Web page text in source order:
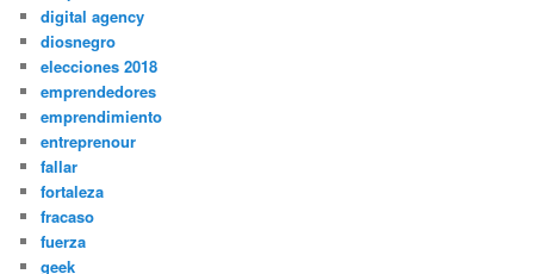
digital agency
diosnegro
elecciones 2018
emprendedores
emprendimiento
entreprenour
fallar
fortaleza
fracaso
fuerza
geek